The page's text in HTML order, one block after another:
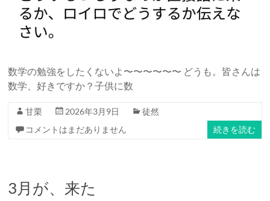
数学の勉強をしたくないよ〜〜〜〜〜〜 どうも。皆さんは
数学、好きですか？子供に数
甘栗 2026年3月9日
徒然
コメントはまだありません
続きを読む
3月が、来た